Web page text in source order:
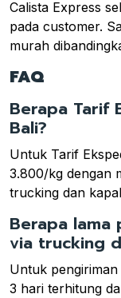
Calista Express
pada customer.
murah
FAQ
Berapa Tarif
Bali?
Untuk Tarif
3.800/kg dengan
trucking dan
Berapa lama
via trucking
Untuk
3 hari terhitung